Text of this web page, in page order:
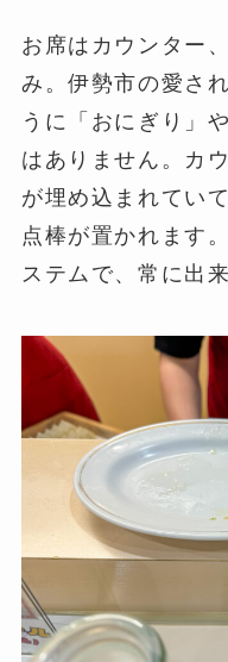
お席はカウンター
み。伊勢市の愛さ
うに「おにぎり」
はありません。カ
が埋め込まれてい
点棒が置かれます
ステムで、常に出